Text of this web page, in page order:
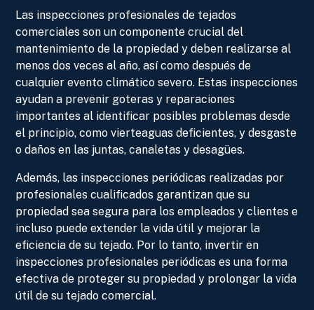
Las inspecciones profesionales de tejados
comerciales son un componente crucial del
mantenimiento de la propiedad y deben realizarse al
menos dos veces al año, así como después de
cualquier evento climático severo. Estas inspecciones
ayudan a prevenir goteras y reparaciones
importantes al identificar posibles problemas desde
el principio, como vierteaguas deficientes, y desgaste
o daños en las juntas, canaletas y desagües.
Además, las inspecciones periódicas realizadas por
profesionales cualificados garantizan que su
propiedad sea segura para los empleados y clientes e
incluso puede extender la vida útil y mejorar la
eficiencia de su tejado. Por lo tanto, invertir en
inspecciones profesionales periódicas es una forma
efectiva de proteger su propiedad y prolongar la vida
útil de su tejado comercial.